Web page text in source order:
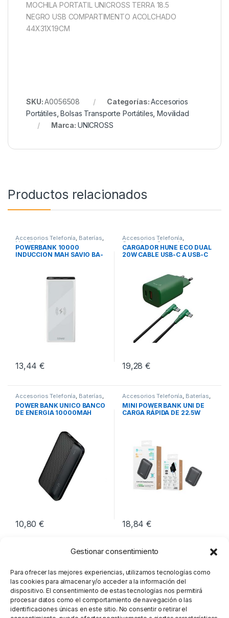
Gestionar consentimiento
Para ofrecer las mejores experiencias, utilizamos tecnologías como
las cookies para almacenar y/o acceder a la información del
dispositivo. El consentimiento de estas tecnologías nos permitirá
procesar datos como el comportamiento de navegación o las
identificaciones únicas en este sitio. No consentir o retirar el
MOCHILA PORTATIL UNICROSS TERRA 18.5
NEGRO USB COMPARTIMENTO ACOLCHADO
44X31X19CM
SKU:A0056508 Categorías:Accesorios
Portátiles ,Bolsas Transporte Portátiles ,Movilidad
Marca: UNICROSS
Productos relacionados
Accesorios Telefonía, Baterías,
Movilidad
POWERBANK 10000
INDUCCION MAH SAVIO BA-
13,44€
Accesorios Telefonía,
Cargadores Smartphones,
Movilidad
CARGADOR HUNE ECO DUAL
20W CABLE USB-C A USB-C
19,28€
Accesorios Telefonía, Baterías,
Movilidad
POWER BANK UNICO BANCO
DE ENERGIA 10000MAH
10,80€
Accesorios Telefonía, Baterías,
Movilidad
MINI POWER BANK UNI DE
CARGA RÁPIDA DE 22.5W
18,84€